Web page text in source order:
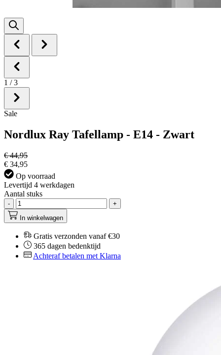
1 / 3
Sale
Nordlux Ray Tafellamp - E14 - Zwart
€ 44,95
€ 34,95
Op voorraad
Levertijd 4 werkdagen
Aantal stuks
-
+
In winkelwagen
Gratis verzonden vanaf €30
365 dagen bedenktijd
Achteraf betalen met Klarna